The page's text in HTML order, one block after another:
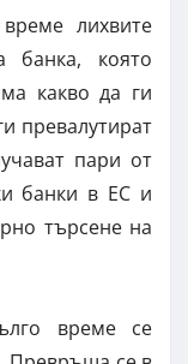
лихвите
банка, която
какво да ги
превалутират
пари от
банки в ЕС и
търсене на
време се